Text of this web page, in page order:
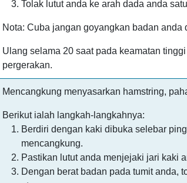
Tolak lutut anda ke arah dada anda
Nota: Cuba jangan goyangkan badan
Ulang selama 20 saat pada keamatan
pergerakan.
Mencangkung menyasarkan hamstring,
Berikut ialah langkah-langkahnya:
Berdiri dengan kaki dibuka selebar
mencangkung.
Pastikan lutut anda menjejaki jari kaki
Dengan berat badan pada tumit anda,